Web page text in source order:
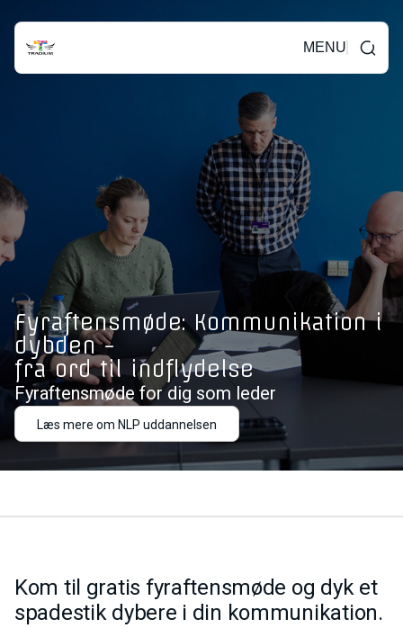
MENU
Fyraftensmøde: Kommunikation i
dybden -
fra ord til indflydelse
Fyraftensmøde for dig som leder
Læs mere om NLP uddannelsen
Kom til gratis fyraftensmøde og dyk et
spadestik dybere i din kommunikation.